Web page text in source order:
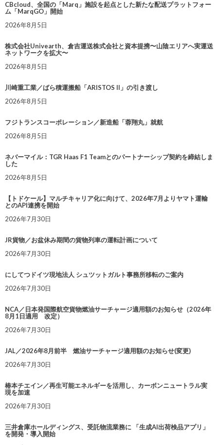
CBcloud、全国の「Marq」施設を起点とした新たな配送プラットフォー
ム「MarqGO」開始
2026年8月5日
株式会社Univearth、倉吉運送株式会社と資本提携〜山陰エリアへ実運送
ネットワークを拡大〜
2026年8月5日
川崎重工業／ばら積運搬船「ARISTOS II」の引き渡し
2026年8月5日
フジトランスコーポレーション／新造船「蓉翔丸」就航
2026年8月5日
ネバーマイル：TGR Haas F1 Teamとのパートナーシップ契約を締結しま
した
2026年8月5日
【トドケール】マルチキャリア化に向けて、2026年7月よりヤマト運輸
とのAPI連携を開始
2026年7月30日
JR貨物／お盆休み期間の貨物列車の運転計画について
2026年7月30日
にしてつドイツ現地法人 シュツットガルト事務所移転のご案内
2026年7月30日
NCA／日本発国際航空貨物燃油サーチャージ適用額のお知らせ（2026年
8月1日適用 改定）
2026年7月30日
JAL／2026年8月前半 燃油サーチャージ適用額のお知らせ(変更)
2026年7月30日
椿本チエイン／再生可能エネルギーを活用し、カーボンニュートラル実
現を加速
2026年7月30日
三井倉庫ホールディングス、受託物流業務に 「生成AI出荷検品アプリ」
を開発・導入開始